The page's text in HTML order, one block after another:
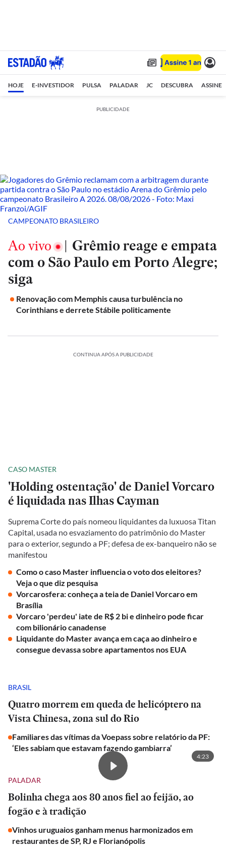
HOJE E-INVESTIDOR PULSA PALADAR JC DESCUBRA ASSINE
PUBLICIDADE
CAMPEONATO BRASILEIRO
Ao vivo | Grêmio reage e empata
com o São Paulo em Porto Alegre;
siga
Renovação com Memphis causa turbulência no
Corinthians e derrete Stábile politicamente
CONTINUA APÓS A PUBLICIDADE
CASO MASTER
'Holding ostentação' de Daniel Vorcaro
é liquidada nas Ilhas Cayman
Suprema Corte do país nomeou liquidantes da luxuosa Titan
Capital, usada no esvaziamento do patrimônio do Master
para o exterior, segundo a PF; defesa de ex-banqueiro não se
manifestou
Como o caso Master influencia o voto dos eleitores?
Veja o que diz pesquisa
Vorcarosfera: conheça a teia de Daniel Vorcaro em
Brasília
Vorcaro 'perdeu' iate de R$ 2 bi e dinheiro pode ficar
com bilionário canadense
Liquidante do Master avança em caça ao dinheiro e
consegue devassa sobre apartamentos nos EUA
BRASIL
Quatro morrem em queda de helicóptero na
Vista Chinesa, zona sul do Rio
Familiares das vítimas da Voepass sobre relatório da PF:
‘Eles sabiam que estavam fazendo gambiarra’
4:23
PALADAR
Bolinha chega aos 80 anos fiel ao feijão, ao
fogão e à tradição
Vinhos uruguaios ganham menus harmonizados em
restaurantes de SP, RJ e Florianópolis